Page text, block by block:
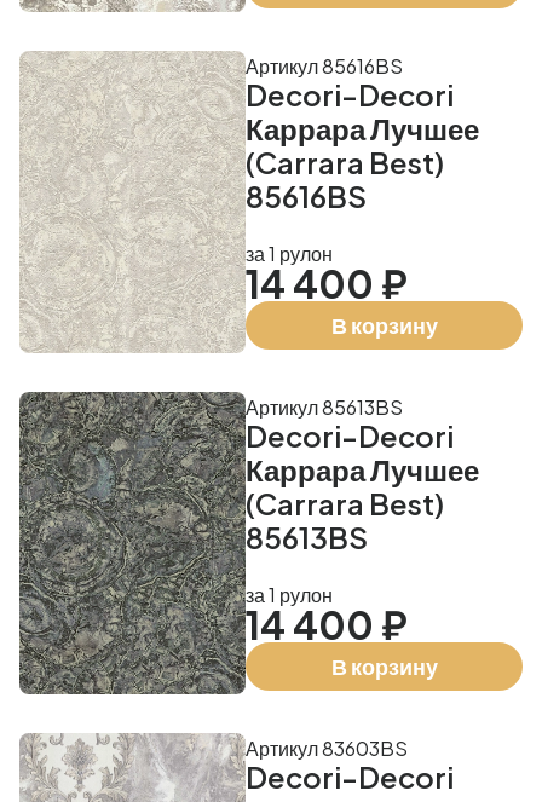
Decori-Decori
Каррара Лучшее
(Carrara Best)
85616BS
Артикул 85616BS
за 1 рулон
14 400 ₽
В корзину
Decori-Decori
Каррара Лучшее
(Carrara Best)
85613BS
Артикул 85613BS
за 1 рулон
14 400 ₽
В корзину
Decori-Decori
Артикул 83603BS